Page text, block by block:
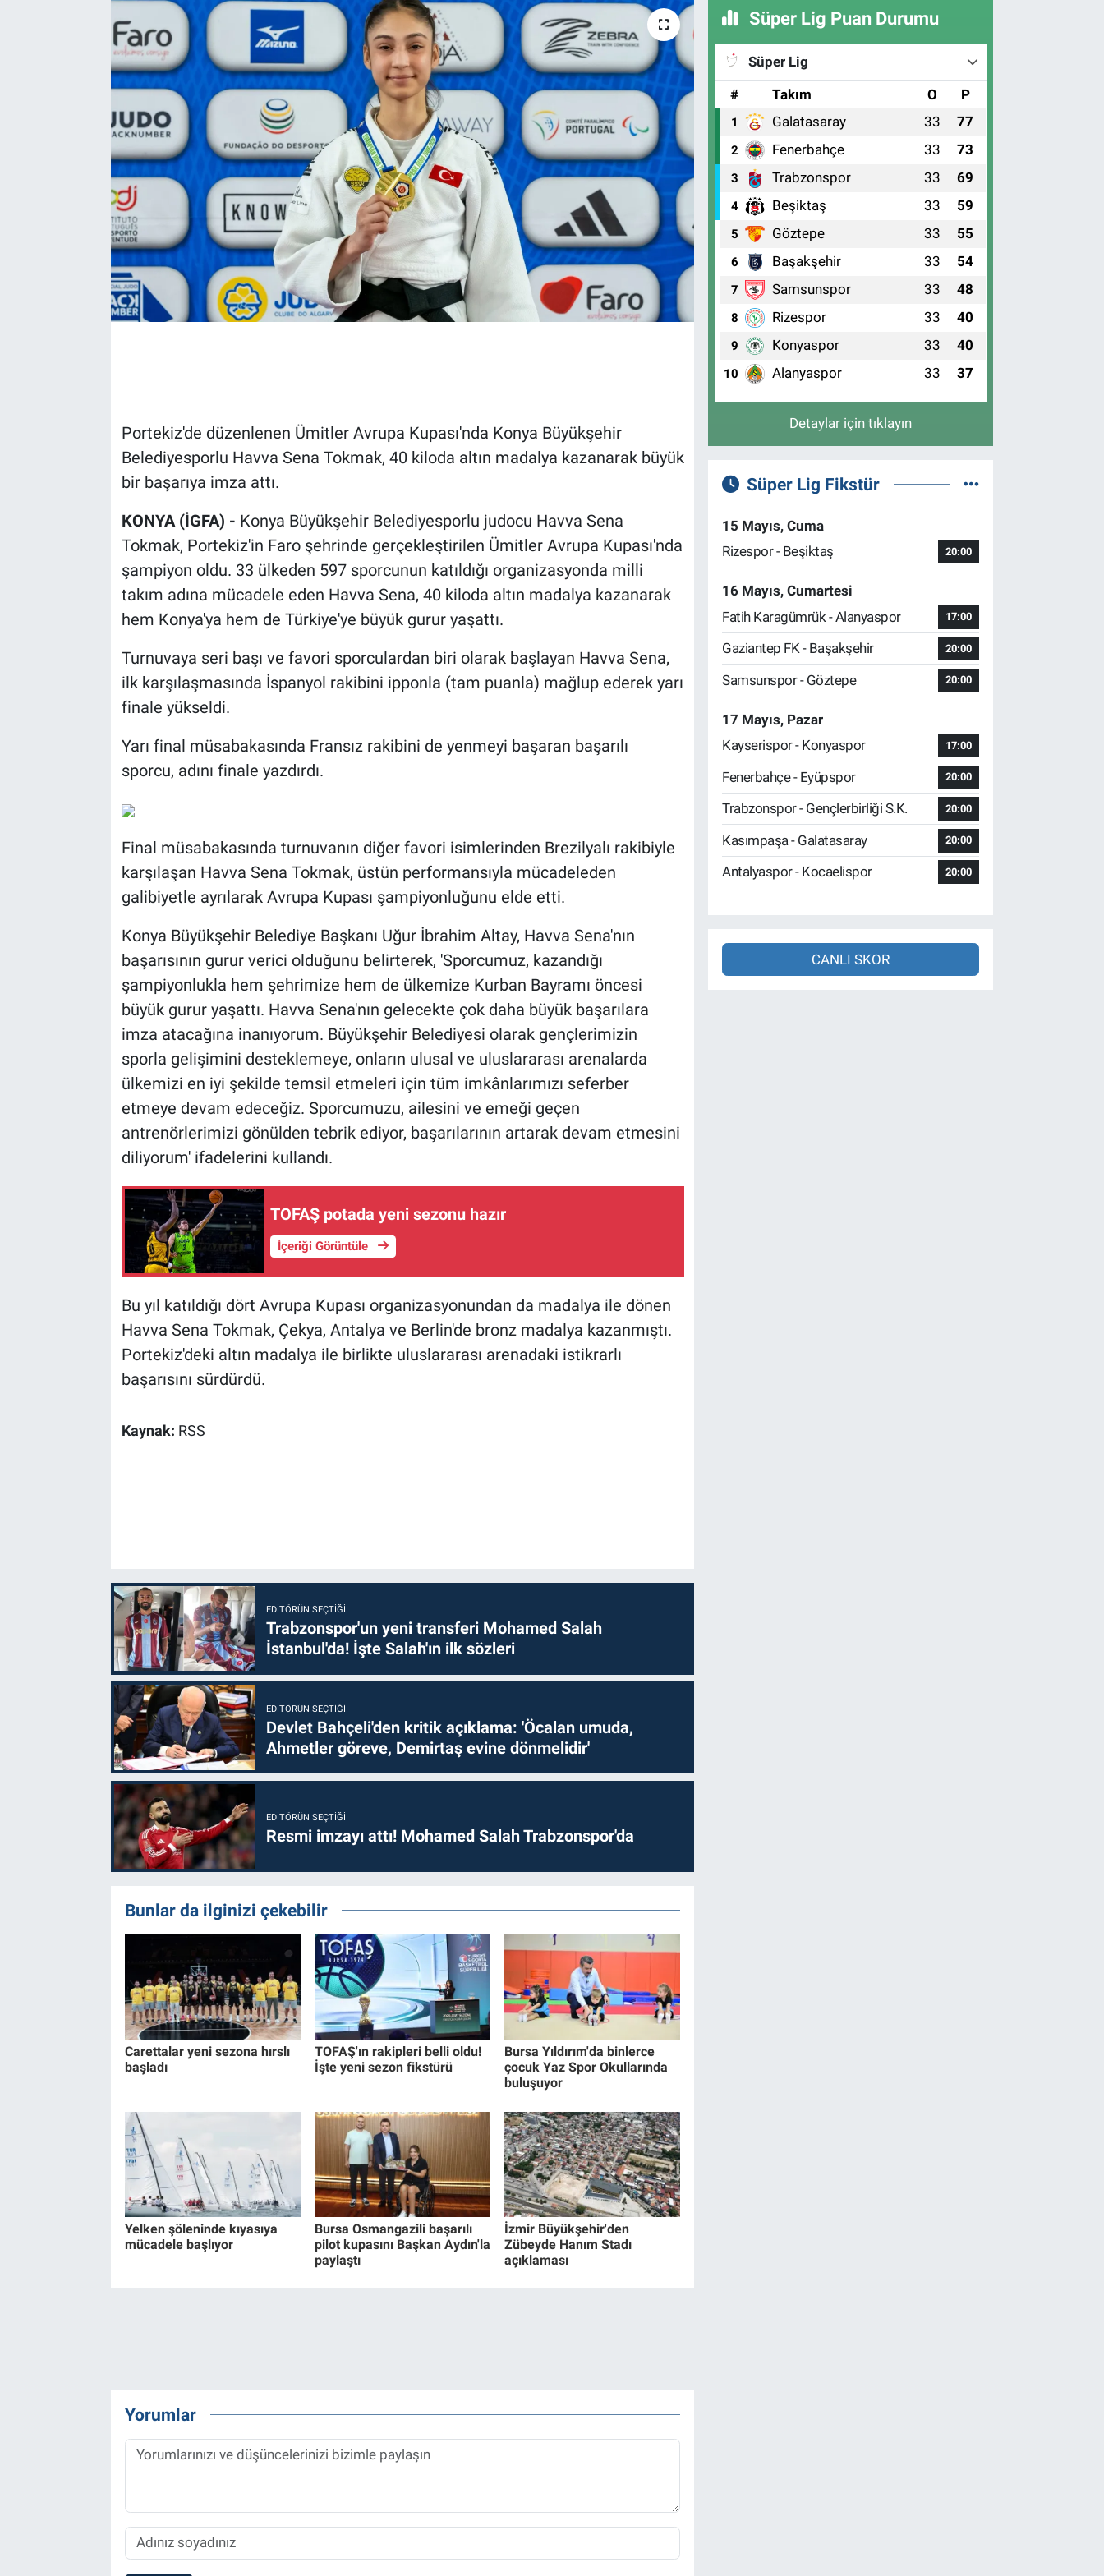
Portekiz'de düzenlenen Ümitler Avrupa Kupası'nda Konya Büyükşehir
Belediyesporlu Havva Sena Tokmak, 40 kiloda altın madalya kazanarak büyük
bir başarıya imza attı.
KONYA (İGFA) - Konya Büyükşehir Belediyesporlu judocu Havva Sena
Tokmak, Portekiz'in Faro şehrinde gerçekleştirilen Ümitler Avrupa Kupası'nda
şampiyon oldu. 33 ülkeden 597 sporcunun katıldığı organizasyonda milli
takım adına mücadele eden Havva Sena, 40 kiloda altın madalya kazanarak
hem Konya'ya hem de Türkiye'ye büyük gurur yaşattı.
Turnuvaya seri başı ve favori sporculardan biri olarak başlayan Havva Sena,
ilk karşılaşmasında İspanyol rakibini ipponla (tam puanla) mağlup ederek yarı
finale yükseldi.
Yarı final müsabakasında Fransız rakibini de yenmeyi başaran başarılı
sporcu, adını finale yazdırdı.
Final müsabakasında turnuvanın diğer favori isimlerinden Brezilyalı rakibiyle
karşılaşan Havva Sena Tokmak, üstün performansıyla mücadeleden
galibiyetle ayrılarak Avrupa Kupası şampiyonluğunu elde etti.
Konya Büyükşehir Belediye Başkanı Uğur İbrahim Altay, Havva Sena'nın
başarısının gurur verici olduğunu belirterek, 'Sporcumuz, kazandığı
şampiyonlukla hem şehrimize hem de ülkemize Kurban Bayramı öncesi
büyük gurur yaşattı. Havva Sena'nın gelecekte çok daha büyük başarılara
imza atacağına inanıyorum. Büyükşehir Belediyesi olarak gençlerimizin
sporla gelişimini desteklemeye, onların ulusal ve uluslararası arenalarda
ülkemizi en iyi şekilde temsil etmeleri için tüm imkânlarımızı seferber
etmeye devam edeceğiz. Sporcumuzu, ailesini ve emeği geçen
antrenörlerimizi gönülden tebrik ediyor, başarılarının artarak devam etmesini
diliyorum' ifadelerini kullandı.
TOFAŞ potada yeni sezonu hazır
İçeriği Görüntüle
Bu yıl katıldığı dört Avrupa Kupası organizasyonundan da madalya ile dönen
Havva Sena Tokmak, Çekya, Antalya ve Berlin'de bronz madalya kazanmıştı.
Portekiz'deki altın madalya ile birlikte uluslararası arenadaki istikrarlı
başarısını sürdürdü.
Kaynak: RSS
EDITÖRÜN SEÇTIĞI
Trabzonspor'un yeni transferi Mohamed Salah
İstanbul'da! İşte Salah'ın ilk sözleri
EDITÖRÜN SEÇTIĞI
Devlet Bahçeli'den kritik açıklama: 'Öcalan umuda,
Ahmetler göreve, Demirtaş evine dönmelidir'
EDITÖRÜN SEÇTIĞI
Resmi imzayı attı! Mohamed Salah Trabzonspor'da
Bunlar da ilginizi çekebilir
Carettalar yeni sezona hırslı
başladı
TOFAŞ'ın rakipleri belli oldu!
İşte yeni sezon fikstürü
Bursa Yıldırım'da binlerce
çocuk Yaz Spor Okullarında
buluşuyor
Yelken şöleninde kıyasıya
mücadele başlıyor
Bursa Osmangazili başarılı
pilot kupasını Başkan Aydın'la
paylaştı
İzmir Büyükşehir'den
Zübeyde Hanım Stadı
açıklaması
Yorumlar
Süper Lig Puan Durumu
Süper Lig
#
Takım O P
1 Galatasaray 33 77
2 Fenerbahçe 33 73
3 Trabzonspor 33 69
4 Beşiktaş 33 59
5 Göztepe 33 55
6 Başakşehir 33 54
7 Samsunspor 33 48
8 Rizespor 33 40
9 Konyaspor 33 40
10 Alanyaspor 33 37
Detaylar için tıklayın
Süper Lig Fikstür
15 Mayıs, Cuma
Rizespor - Beşiktaş
20:00
16 Mayıs, Cumartesi
Fatih Karagümrük - Alanyaspor
17:00
Gaziantep FK - Başakşehir 20:00
Samsunspor - Göztepe 20:00
17 Mayıs, Pazar
Kayserispor - Konyaspor
17:00
Fenerbahçe - Eyüpspor 20:00
Trabzonspor - Gençlerbirliği S.K. 20:00
Kasımpaşa - Galatasaray 20:00
Antalyaspor - Kocaelispor 20:00
CANLI SKOR